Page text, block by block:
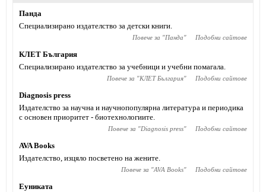
Панда
Специализирано издателство за детски книги.
Повече за "Панда" Подобни сайтове
КЛЕТ България
Специализирано издателство за учебници и учебни помагала.
Повече за "КЛЕТ България" Подобни сайтове
Diagnosis press
Издателство за научна и научнопопулярна литература и периодика
с основен приоритет - биотехнологиите.
Повече за "Diagnosis press" Подобни сайтове
AVA Books
Издателство, изцяло посветено на жените.
Повече за "AVA Books" Подобни сайтове
Еуниката